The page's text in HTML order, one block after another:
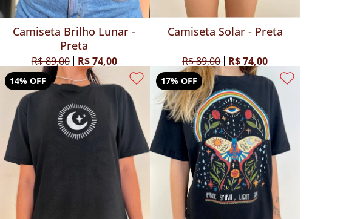
Camiseta Brilho Lunar -
Preta
R$ 89,00 R$ 74,00
Camiseta Solar - Preta
R$ 89,00 R$ 74,00
14% OFF 17% OFF